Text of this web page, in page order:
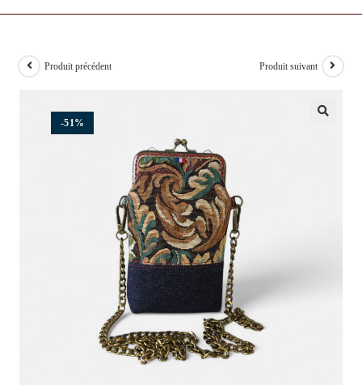
-51%
Produit précédent Produit suivant